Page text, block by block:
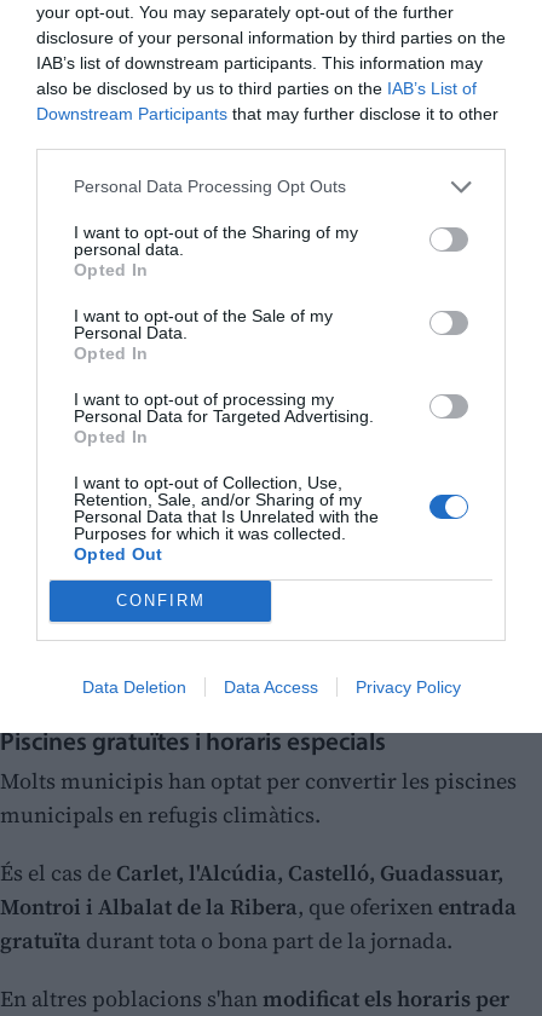
your opt-out. You may separately opt-out of the further
disclosure of your personal information by third parties on the
IAB’s list of downstream participants. This information may
also be disclosed by us to third parties on the IAB’s List of
Downstream Participants that may further disclose it to other
Personal Data Processing Opt Outs
I want to opt-out of the Sharing of my
personal data.
Opted In
I want to opt-out of the Sale of my
Personal Data.
Opted In
I want to opt-out of processing my
Personal Data for Targeted Advertising.
Opted In
I want to opt-out of Collection, Use,
Retention, Sale, and/or Sharing of my
Personal Data that Is Unrelated with the
Purposes for which it was collected.
Opted Out
CONFIRM
Data Deletion Data Access Privacy Policy
Piscines gratuïtes i horaris especials
Molts municipis han optat per convertir les piscines
municipals en refugis climàtics.
És el cas de Carlet, l'Alcúdia, Castelló, Guadassuar,
Montroi i Albalat de la Ribera, que oferixen entrada
gratuïta durant tota o bona part de la jornada.
En altres poblacions s'hanmodificat els horaris per